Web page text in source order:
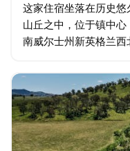
这家住宿坐落在历史
山丘之中，位于镇中
南威尔士州新英格兰